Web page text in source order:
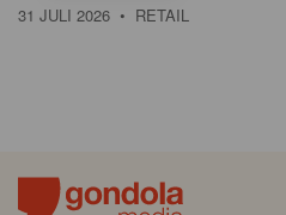
31 JULI 2026 • RETAIL